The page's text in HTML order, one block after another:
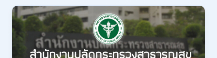
สมัคร
งาน
40
ตำแหน่ง
/